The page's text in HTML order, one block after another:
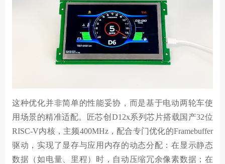
这种优化并非简单的性能妥协，而是基于电动两轮车使
用场景的精准适配。匠芯创D12x系列芯片搭载国产32位
RISC-V内核，主频400MHz，配合专门优化的Framebuffer
驱动，实现了显存与应用内存的动态分配：在显示静态
数据（如电量、里程）时，自动压缩冗余像素数据；在